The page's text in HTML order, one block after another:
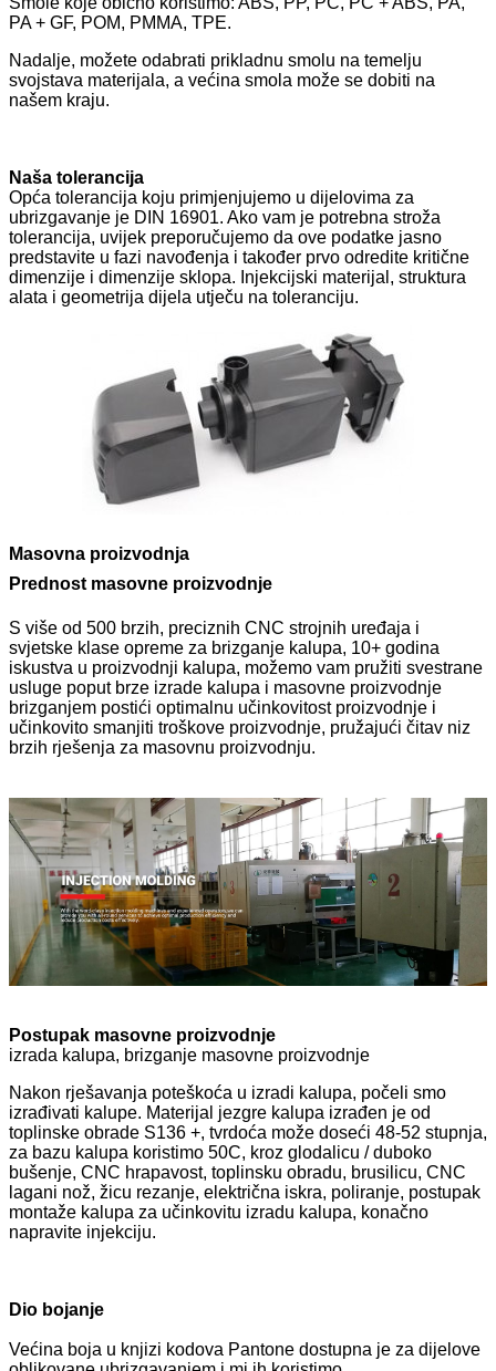
PA + GF, POM, PMMA, TPE.
Nadalje, možete odabrati prikladnu smolu na temelju
svojstava materijala, a većina smola može se dobiti na
našem kraju.
Naša tolerancija
Opća tolerancija koju primjenjujemo u dijelovima za
ubrizgavanje je DIN 16901. Ako vam je potrebna stroža
tolerancija, uvijek preporučujemo da ove podatke jasno
predstavite u fazi navođenja i također prvo odredite kritične
dimenzije i dimenzije sklopa. Injekcijski materijal, struktura
alata i geometrija dijela utječu na toleranciju.
Masovna proizvodnja
Prednost masovne proizvodnje
S više od 500 brzih, preciznih CNC strojnih uređaja i
svjetske klase opreme za brizganje kalupa, 10+ godina
iskustva u proizvodnji kalupa, možemo vam pružiti svestrane
usluge poput brze izrade kalupa i masovne proizvodnje
brizganjem postići optimalnu učinkovitost proizvodnje i
učinkovito smanjiti troškove proizvodnje, pružajući čitav niz
brzih rješenja za masovnu proizvodnju.
Postupak masovne proizvodnje
izrada kalupa, brizganje masovne proizvodnje
Nakon rješavanja poteškoća u izradi kalupa, počeli smo
izrađivati ​​kalupe. Materijal jezgre kalupa izrađen je od
toplinske obrade S136 +, tvrdoća može doseći 48-52 stupnja,
za bazu kalupa koristimo 50C, kroz glodalicu / duboko
bušenje, CNC hrapavost, toplinsku obradu, brusilicu, CNC
lagani nož, žicu rezanje, električna iskra, poliranje, postupak
montaže kalupa za učinkovitu izradu kalupa, konačno
napravite injekciju.
Dio bojanje
Većina boja u knjizi kodova Pantone dostupna je za dijelove